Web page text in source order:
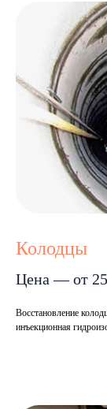
Колодцы
Цена — от
Восстановление
инъекционная